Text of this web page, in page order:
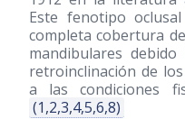
Este fenotipo
completa cobertura
mandibulares
retroinclinación de
a las condiciones
(1,2,3,4,5,6,8)